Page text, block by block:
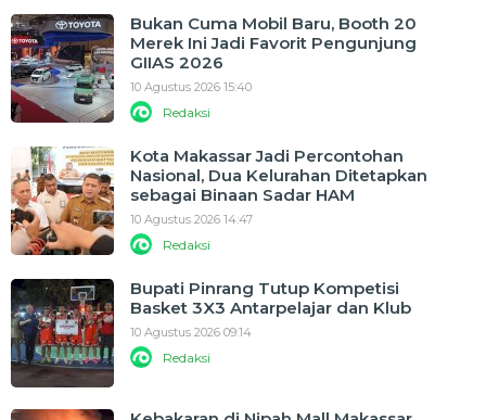
Bukan Cuma Mobil Baru, Booth 20
Merek Ini Jadi Favorit Pengunjung
GIIAS 2026
10 Agustus 2026 15:40
Redaksi
Kota Makassar Jadi Percontohan
Nasional, Dua Kelurahan Ditetapkan
sebagai Binaan Sadar HAM
10 Agustus 2026 14:47
Redaksi
Bupati Pinrang Tutup Kompetisi
Basket 3X3 Antarpelajar dan Klub
10 Agustus 2026 09:14
Redaksi